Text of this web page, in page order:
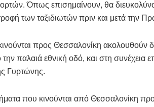
Όπως επισημαίνουν, θα
των ταξιδιωτών πριν και μετά την
προς Θεσσαλονίκη ακολουθούν
παλαιά εθνική οδό, και στη συνέχεια
Γυρτώνης.
που κινούνται από Θεσσαλονίκη